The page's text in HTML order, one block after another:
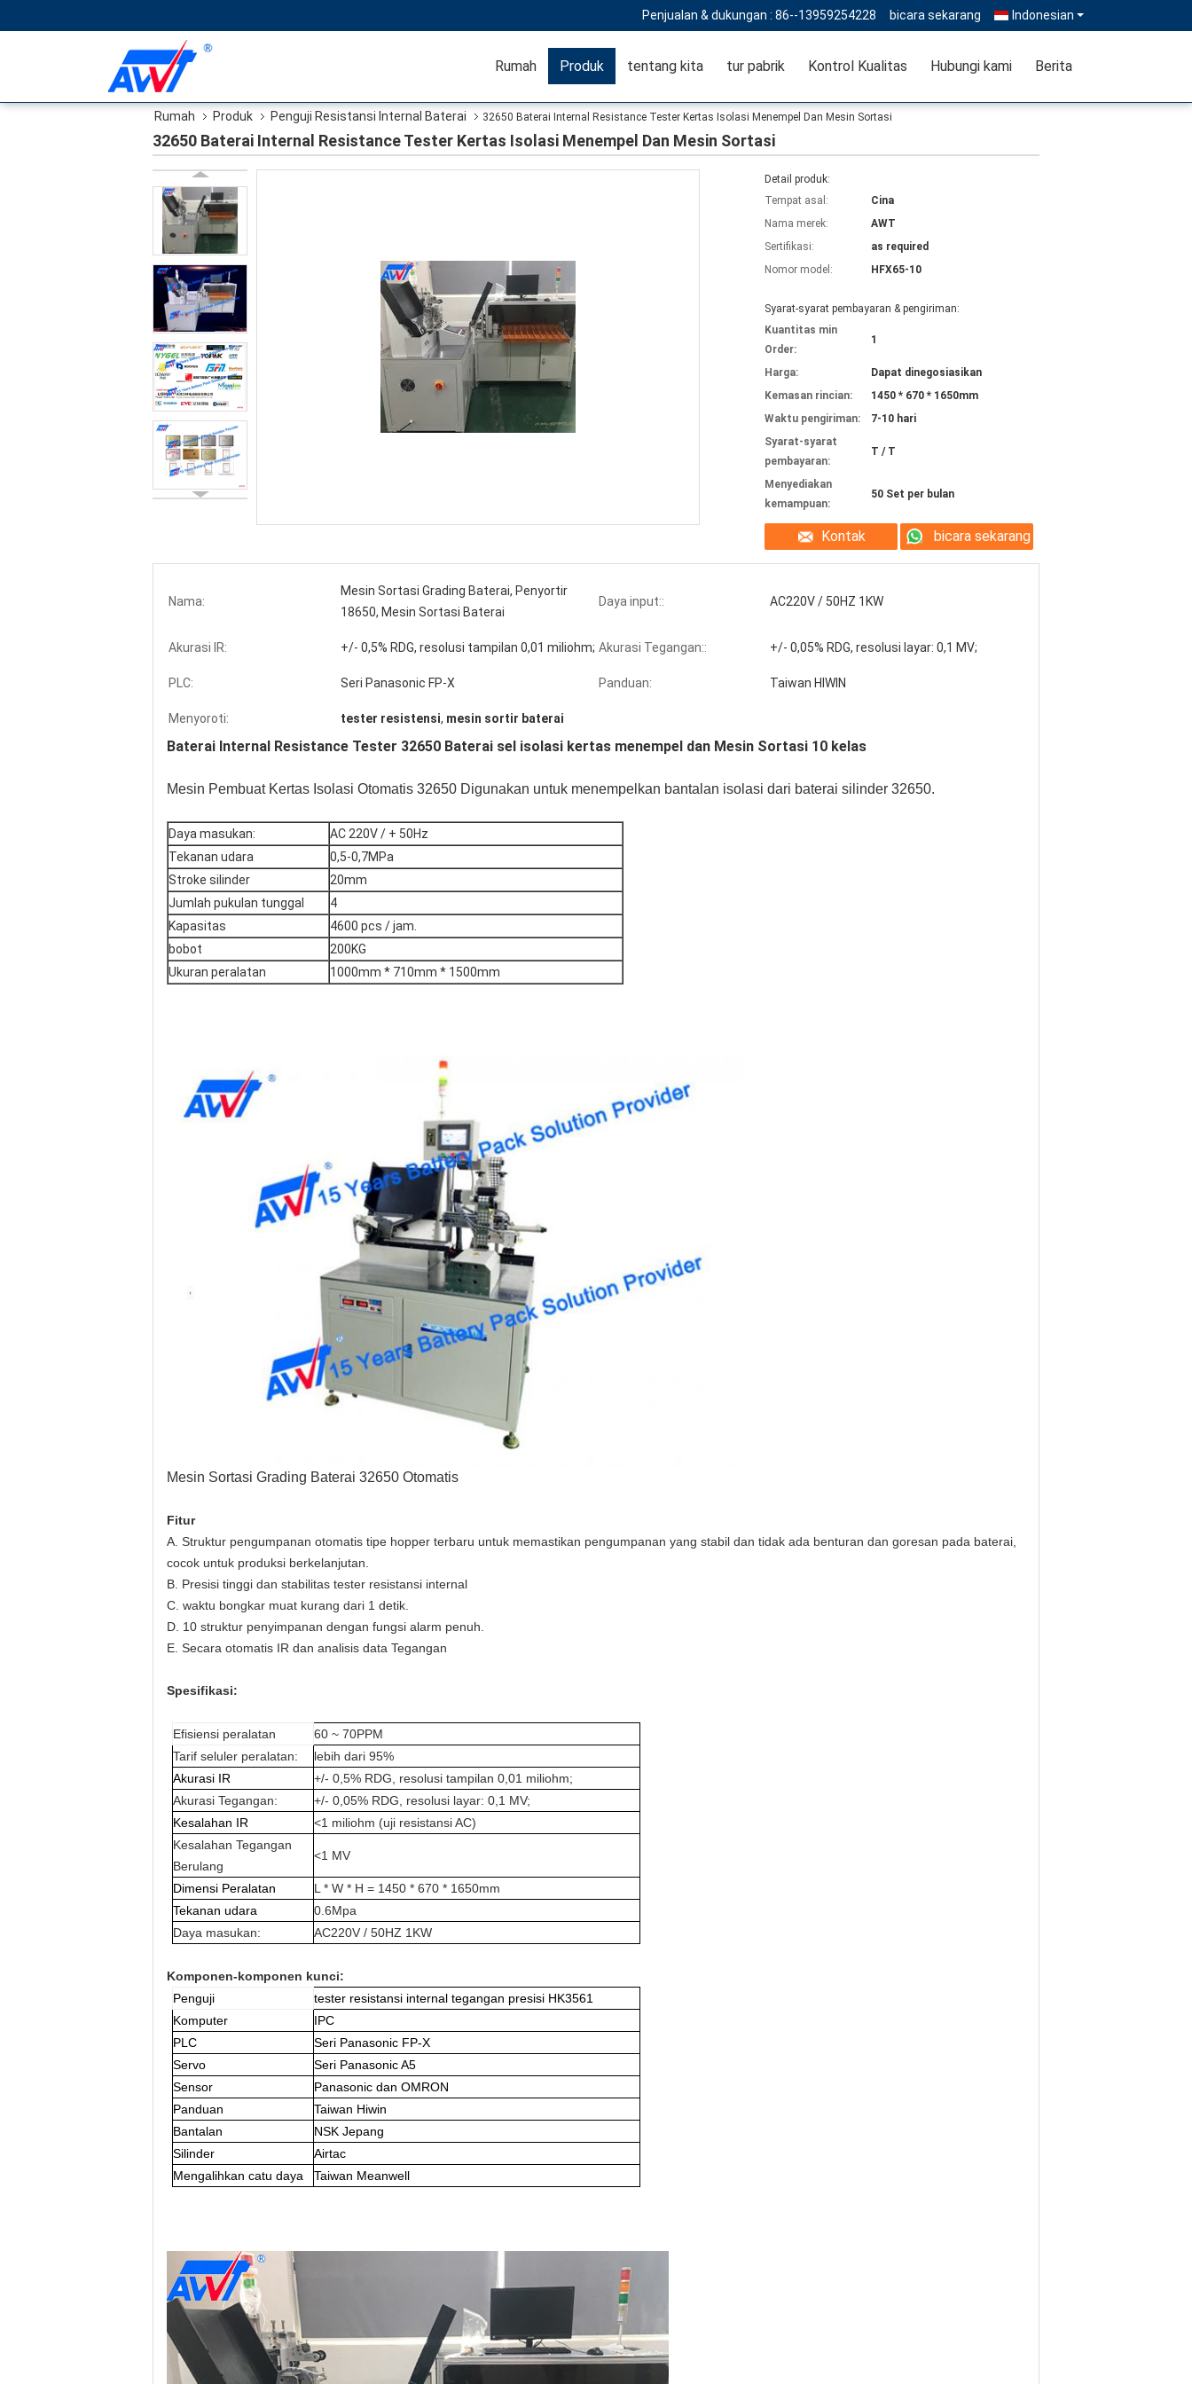
Penjualan & dukungan : 86--13959254228 bicara sekarang Indonesian
Rumah Produk tentang kita tur pabrik Kontrol Kualitas Hubungi kami Berita
Rumah Produk Penguji Resistansi Internal Baterai 32650 Baterai Internal Resistance Tester Kertas Isolasi Menempel Dan Mesin Sortasi
32650 Baterai Internal Resistance Tester Kertas Isolasi Menempel Dan Mesin Sortasi
Detail produk:
Tempat asal:
Cina
Nama merek:
AWT
Sertifikasi:
as required
Nomor model:
HFX65-10
Syarat-syarat pembayaran & pengiriman:
Kuantitas min
Order:
1
Harga:
Dapat dinegosiasikan
Kemasan rincian:
1450 * 670 * 1650mm
Waktu pengiriman:
7-10 hari
Syarat-syarat
pembayaran:
T / T
Menyediakan
kemampuan:
50 Set per bulan
Kontak bicara sekarang
Nama:
Mesin Sortasi Grading Baterai, Penyortir
18650, Mesin Sortasi Baterai
Daya input:: AC220V / 50HZ 1KW
Akurasi IR: +/- 0,5% RDG, resolusi tampilan 0,01 miliohm; Akurasi Tegangan:: +/- 0,05% RDG, resolusi layar: 0,1 MV;
PLC: Seri Panasonic FP-X Panduan: Taiwan HIWIN
Menyoroti: tester resistensi, mesin sortir baterai
Baterai Internal Resistance Tester 32650 Baterai sel isolasi kertas menempel dan Mesin Sortasi 10 kelas
Mesin Pembuat Kertas Isolasi Otomatis 32650 Digunakan untuk menempelkan bantalan isolasi dari baterai silinder 32650.
Daya masukan:
AC 220V / + 50Hz
Tekanan udara
0,5-0,7MPa
Stroke silinder
20mm
Jumlah pukulan tunggal
4
Kapasitas
4600 pcs / jam.
bobot
200KG
Ukuran peralatan
1000mm * 710mm * 1500mm
Mesin Sortasi Grading Baterai 32650 Otomatis
Fitur
A. Struktur pengumpanan otomatis tipe hopper terbaru untuk memastikan pengumpanan yang stabil dan tidak ada benturan dan goresan pada baterai,
cocok untuk produksi berkelanjutan.
B. Presisi tinggi dan stabilitas tester resistansi internal
C. waktu bongkar muat kurang dari 1 detik.
D. 10 struktur penyimpanan dengan fungsi alarm penuh.
E. Secara otomatis IR dan analisis data Tegangan
Spesifikasi:
Efisiensi peralatan
60 ~ 70PPM
Tarif seluler peralatan:
lebih dari 95%
Akurasi IR
+/- 0,5% RDG, resolusi tampilan 0,01 miliohm;
Akurasi Tegangan:
+/- 0,05% RDG, resolusi layar: 0,1 MV;
Kesalahan IR
<1 miliohm (uji resistansi AC)
Kesalahan Tegangan
Berulang
<1 MV
Dimensi Peralatan
L * W * H = 1450 * 670 * 1650mm
Tekanan udara
0.6Mpa
Daya masukan:
AC220V / 50HZ 1KW
Komponen-komponen kunci:
Penguji
tester resistansi internal tegangan presisi HK3561
Komputer
IPC
PLC
Seri Panasonic FP-X
Servo
Seri Panasonic A5
Sensor
Panasonic dan OMRON
Panduan
Taiwan Hiwin
Bantalan
NSK Jepang
Silinder
Airtac
Mengalihkan catu daya
Taiwan Meanwell